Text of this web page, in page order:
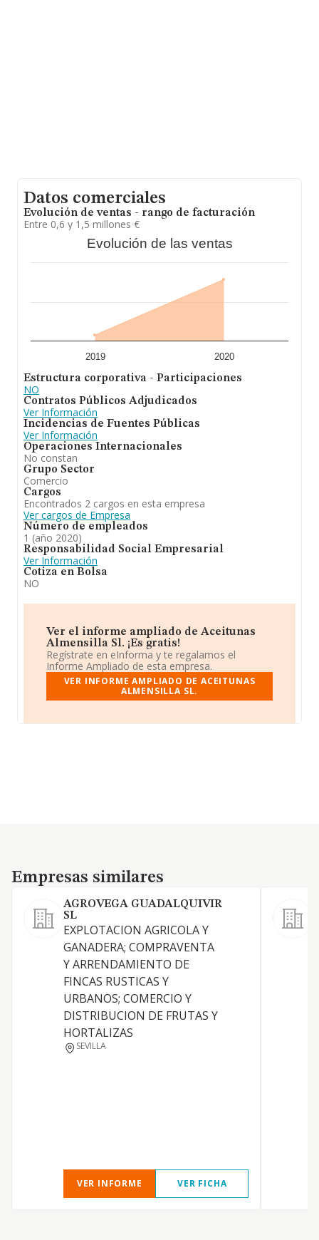
Datos comerciales
Evolución de ventas - rango de facturación
Entre 0,6 y 1,5 millones €
Evolución de las ventas
2019 2020
Estructura corporativa - Participaciones
NO
Contratos Públicos Adjudicados
Ver Información
Incidencias de Fuentes Públicas
Ver Información
Operaciones Internacionales
No constan
Grupo Sector
Comercio
Cargos
Encontrados 2 cargos en esta empresa
Ver cargos de Empresa
Número de empleados
1 (año 2020)
Responsabilidad Social Empresarial
Ver Información
Cotiza en Bolsa
NO
Ver el informe ampliado de Aceitunas
Almensilla Sl. ¡Es gratis!
Regístrate en eInforma y te regalamos el
Informe Ampliado de esta empresa.
VER INFORME AMPLIADO DE ACEITUNAS
ALMENSILLA SL.
Empresas similares
Empresas similares
AGROVEGA GUADALQUIVIR
SL
EXPLOTACION AGRICOLA Y
GANADERA; COMPRAVENTA
Y ARRENDAMIENTO DE
FINCAS RUSTICAS Y
URBANOS; COMERCIO Y
DISTRIBUCION DE FRUTAS Y
HORTALIZAS
SEVILLA
VER INFORME VER FICHA